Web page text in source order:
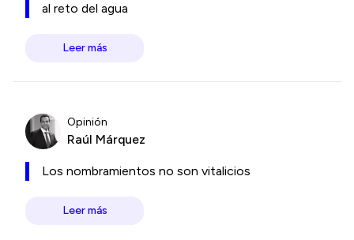
al reto del agua
Leer más
Opinión
Raúl Márquez
Los nombramientos no son vitalicios
Leer más